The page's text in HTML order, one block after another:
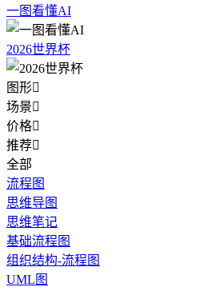
一图看懂AI
2026世界杯
图形
场景
价格
推荐
全部
流程图
思维导图
思维笔记
基础流程图
组织结构-流程图
UML图